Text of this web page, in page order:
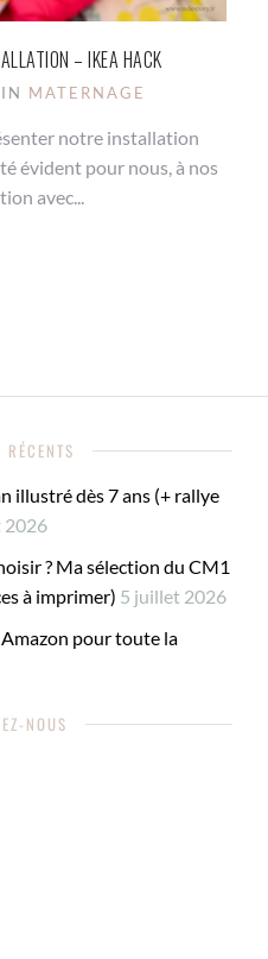
– IKEA HACK
MATERNAGE
notre installation
évident pour nous, à nos
avec...
illustré dès 7 ans (+ rallye
2026
? Ma sélection du CM1
à imprimer) 5 juillet 2026
pour toute la
NOUS